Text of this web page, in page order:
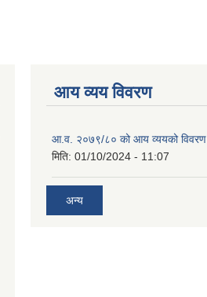
आय व्यय विवरण
आ.व. २०७९/८० को आय व्ययको विवरण
मिति: 01/10/2024 - 11:07
अन्य